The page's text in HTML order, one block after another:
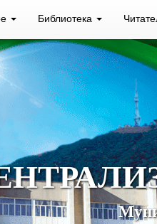
Библиотека